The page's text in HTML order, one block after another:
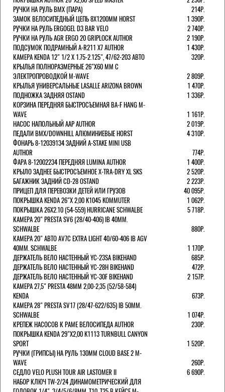
РУЧКИ НА РУЛЬ BMX (ПАРА)
214Р.
ЗАМОК ВЕЛОCИПЕДНЫЙ ЦЕПЬ 8Х1200ММ HORST
1 390Р.
РУЧКИ НА РУЛЬ ERGOGEL D3 BAR VELO
2 740Р.
РУЧКИ НА РУЛЬ AGR ERGO 20 GRIPLOCK AUTHOR
2 190Р.
ПОДСУМОК ПОДРАМНЫЙ A-R211 X7 AUTHOR
1 430Р.
КАМЕРА KENDA 12" 1/2 Х 1.75-2.125", 47/62-203 АВТО
320Р.
КРЫЛЬЯ ПОЛНОРАЗМЕРНЫЕ 26"Х60 ММ С
ЭЛЕКТРОПРОВОДКОЙ M-WAVE
2 809Р.
КРЫЛЬЯ УНИВЕРСАЛЬНЫЕ LASALLE ARIZONA BROWN
1 470Р.
ПОДНОЖКА ЗАДНЯЯ OSTAND
1 336Р.
КОРЗИНА ПЕРЕДНЯЯ БЫСТРОСЪЕМНАЯ BA-F HANG M-
WAVE
1 161Р.
НАСОС НАПОЛЬНЫЙ AAP AUTHOR
2 019Р.
ПЕДАЛИ BMX/DOWNHILL АЛЮМИНИЕВЫЕ HORST
4 310Р.
ФОНАРЬ 8-12039134 ЗАДНИЙ A-STAKE MINI USB
AUTHOR
774Р.
ФАРА 8-12002234 ПЕРЕДНЯЯ LUMINA AUTHOR
1 400Р.
КРЫЛО ЗАДНЕЕ БЫСТРОСЪЕМНОЕ X-TRA-DRY XL SKS
2 520Р.
БАГАЖНИК ЗАДНИЙ CD-28 OSTAND
2 223Р.
ПРИЦЕП ДЛЯ ПЕРЕВОЗКИ ДЕТЕЙ ИЛИ ГРУЗОВ
40 095Р.
ПОКРЫШКА KENDA 26"Х 2,00 K1045 KOMMUTER
1 062Р.
ПОКРЫШКА 26X2.10 (54-559) HURRICANE SCHWALBE
5 718Р.
КАМЕРА 20" PRESTA SV6 (28/40-406) IB 40MM.
SCHWALBE
880Р.
КАМЕРА 20" АВТО AV7C EXTRA LIGHT 40/60-406 IB AGV
40MM. SCHWALBE
1 170Р.
ДЕРЖАТЕЛЬ ВЕЛО НАСТЕННЫЙ YC-23SA BIKEHAND
685Р.
ДЕРЖАТЕЛЬ ВЕЛО НАСТЕННЫЙ YC-28H BIKEHAND
472Р.
ДЕРЖАТЕЛЬ ВЕЛО НАСТЕННЫЙ YC-30F BIKEHAND
2 157Р.
КАМЕРА 27,5" PRESTA 48ММ 2,00-2,35 (52/58-584)
KENDA
673Р.
КАМЕРА 28" PRESTA SV17 (28/47-622/635) IB 50MM.
SCHWALBE
1 074Р.
КРЕПЕЖ НАСОСОВ К РАМЕ ВЕЛОСИПЕДА AUTHOR
230Р.
ПОКРЫШКА KENDA 29"Х2,00 K1113 TURNBULL CANYON
SPORT
1 520Р.
РУЧКИ (ГРИПСЫ) НА РУЛЬ 130ММ CLOUD BASE 2 M-
WAVE
260Р.
СЕДЛО VELO PLUSH TOUR AIR LASTOMER II
6 690Р.
НАБОР КЛЮЧ TW-2/24 ДИНАМОМЕТРИЧЕСКИЙ ДЛЯ